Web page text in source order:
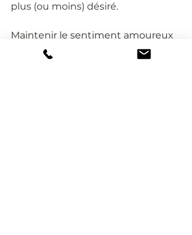
plus (ou moins) désiré.
Maintenir le sentiment amoureux
dans une relation est ainsi une